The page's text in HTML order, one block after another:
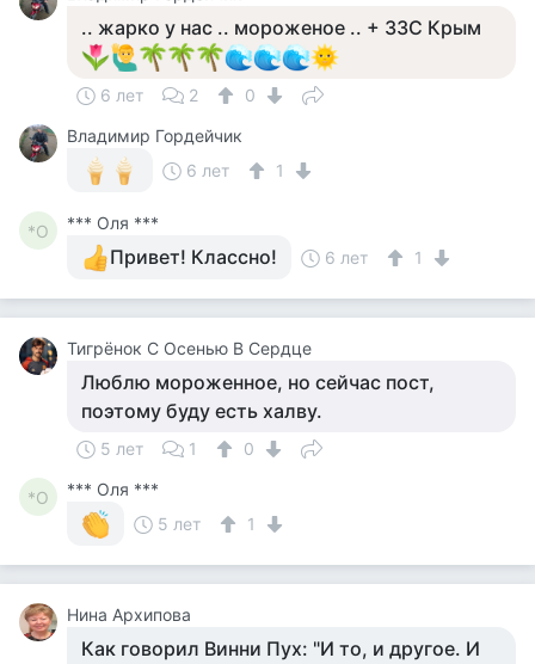
.. жарко у нас .. мороженое .. + 33С Крым
6 лет 2
0
Владимир Гордейчик
6 лет
1
*О *** Оля ***
Привет! Классно! 6 лет 1
Тигрёнок С Осенью В Сердце
Люблю мороженное, но сейчас пост,
поэтому буду есть халву.
5 лет 1 0
*О
*** Оля ***
5 лет
1
Нина Архипова
Как говорил Винни Пух: "И то, и другое. И